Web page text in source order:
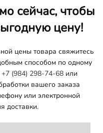
сейчас, чтобы
цену!
цены товара свяжитесь
способом по одному
+7 (984) 298-74-68 или
вашего заказа
или электронной
доставки.